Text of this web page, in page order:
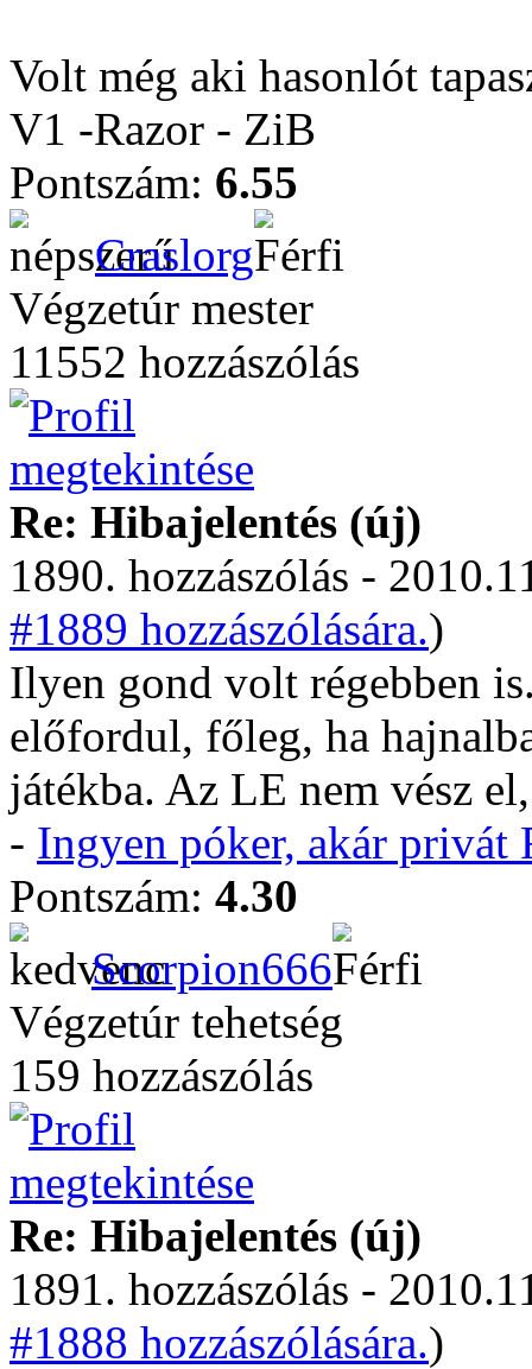
Volt még aki hasonlót
V1 -Razor - ZiB
Pontszám: 6.55
Craslorg
Végzetúr mester
11552 hozzászólás
Re: Hibajelentés (új)
1890. hozzászólás -
#1889 hozzászólására.)
Ilyen gond volt régebben
előfordul, főleg, ha
játékba. Az LE nem vész
- Ingyen póker, akár privát
Pontszám: 4.30
Scorpion666
Végzetúr tehetség
159 hozzászólás
Re: Hibajelentés (új)
1891. hozzászólás -
#1888 hozzászólására.)